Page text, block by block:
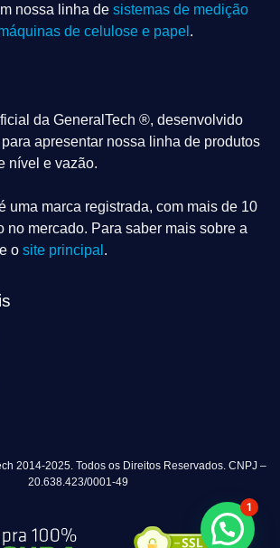
nossa linha de sistemas de medição
de celulose e papel .
da GeneralTech ®, desenvolvido
apresentar nossa linha de produtos
nível e vazão.
uma marca registrada, com mais de 10
no mercado. Para saber mais sobre a
o site principal .
2014-2025. Todos os Direitos Reservados. CNPJ –
20.638.423/0001-49
1